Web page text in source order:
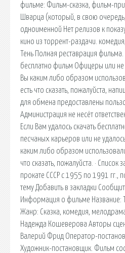
фильме: Фильм-сказка, фильм-
Шварца (который, в свою
одноименной Нет релизов к
кино из торрент-раздачи.
Тень Полная реставрация
бесплатно фильм Офицеры или не
Вы каким либо образом
есть что сказать, пожалуйста,
для обмена предоставлены
Администрация не несёт
Если Вам удалось скачать
песчаных карьеров или не
каким либо образом
что сказать, пожалуйста. ·
прокате СССР с 1955 по 1991 гг.,
тему Добавить в закладки
Информация о фильме Название:
Жанр: Сказка, комедия,
Надежда Кошеверова Авторы
Валерий Фрид Оператор-
Художник-постановщик. Фильм